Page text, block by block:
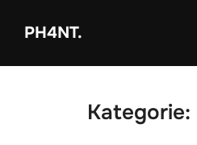
InhaltPH4NT.
Kategorie: